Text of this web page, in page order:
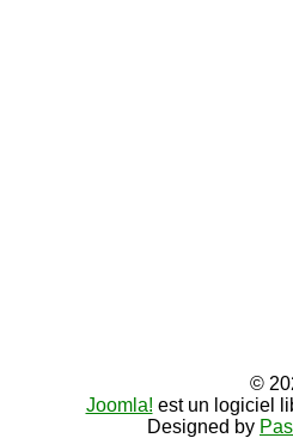
©
Joomla! est un logiciel
Designed by